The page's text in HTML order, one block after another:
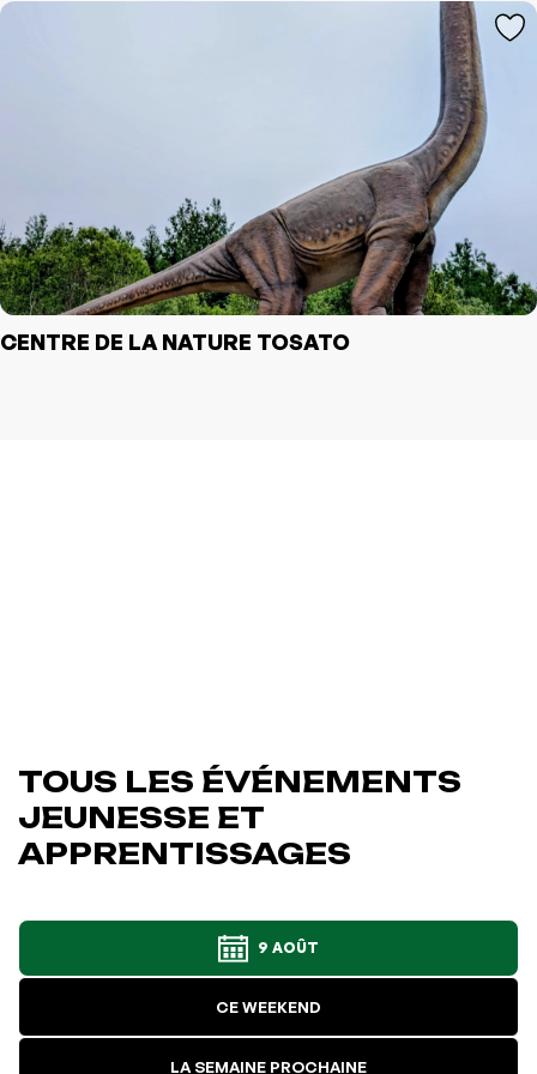
CENTRE DE LA NATURE TOSATO
TOUS LES ÉVÉNEMENTS
JEUNESSE ET
APPRENTISSAGES
9 AOÛT
CE WEEKEND
LA SEMAINE PROCHAINE